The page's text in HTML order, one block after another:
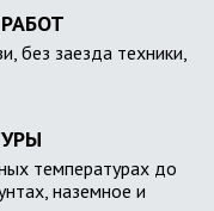
без заезда техники,
температурах до
наземное и